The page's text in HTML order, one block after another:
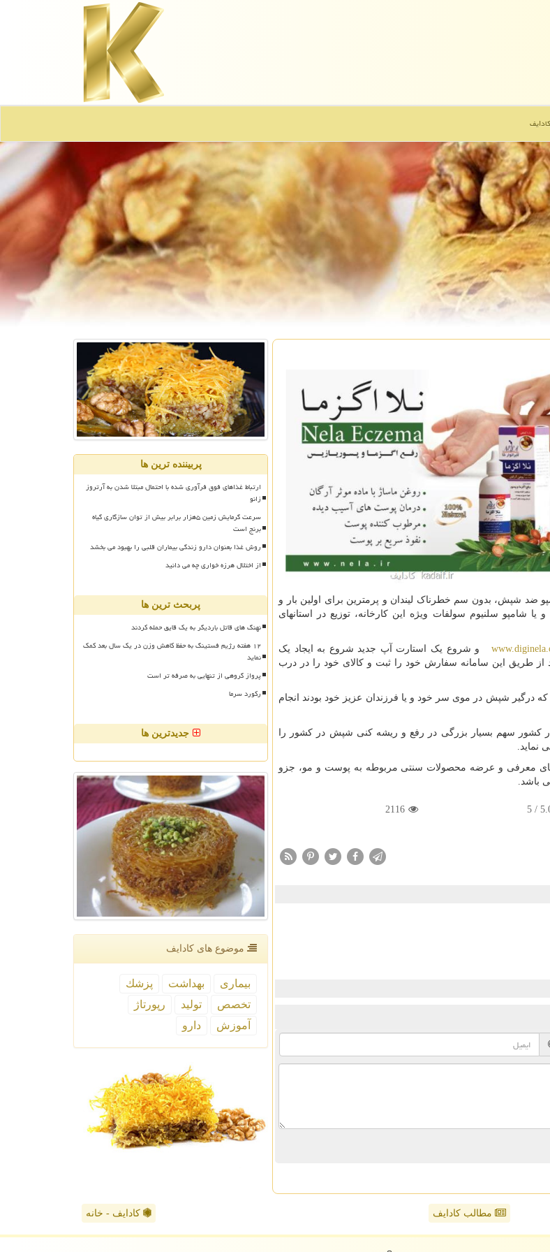
ضد شپش، بدون سم خطرناک لیندان و پرمترین برای اولین بار و
شامپو سلنیوم سولفات ویژه این کارخانه، توزیع در استانهای
و شروع یک استارت آپ جدید شروع به ایجاد یک
از طریق این سامانه سفارش خود را ثبت و کالای خود را در درب
درگیر شپش در موی سر خود و یا فرزندان عزیز خود بودند انجام
در کشور سهم بسیار بزرگی در رفع و ریشه کنی شپش در کشور را
معرفی و عرضه محصولات سنتی مربوطه به پوست و مو، جزو
باشد.
/
5
2116
پربیننده ترین ها
ارتباط غذاهای فوق فرآوری شده با احتمال مبتلا شدن به آرتروز
زانو
سرعت گرمایش زمین ۵هزار برابر بیش از توان سازگاری گیاه
برنج است
روش غذا بعنوان دارو زندگی بیماران قلبی را بهبود می بخشد
از اختلال هرزه خواری چه می دانید
پربحث ترین ها
نهنگ های قاتل باردیگر به یک قایق حمله کردند
۱۲ هفته رژیم فستینگ به حفظ کاهش وزن در یک سال بعد کمک
نماید
پرواز گروهی از تنهایی به صرفه تر است
رکورد سرما
جدیدترین ها
موضوع های كادایف
بیماری بهداشت
پزشك
تخصص
تولید
رپورتاژ
آموزش
دارو
مطالب کادایف کادایف - خانه